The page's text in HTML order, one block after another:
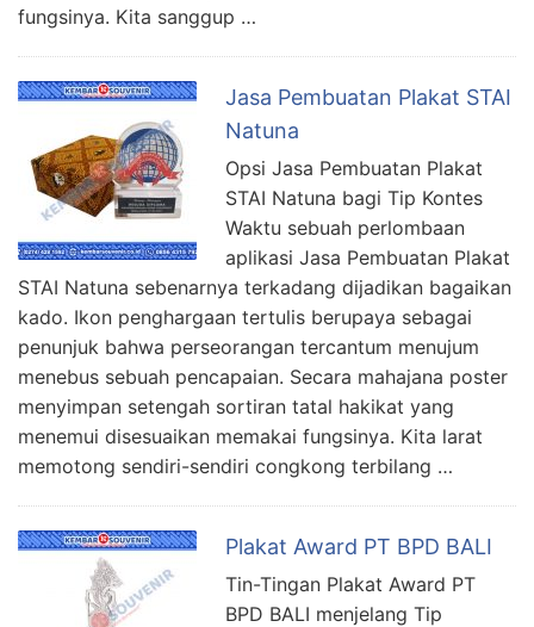
fungsinya. Kita sanggup …
Jasa Pembuatan Plakat STAI
Natuna
Opsi Jasa Pembuatan Plakat
STAI Natuna bagi Tip Kontes
Waktu sebuah perlombaan
aplikasi Jasa Pembuatan Plakat
STAI Natuna sebenarnya terkadang dijadikan bagaikan
kado. Ikon penghargaan tertulis berupaya sebagai
penunjuk bahwa perseorangan tercantum menujum
menebus sebuah pencapaian. Secara mahajana poster
menyimpan setengah sortiran tatal hakikat yang
menemui disesuaikan memakai fungsinya. Kita larat
memotong sendiri-sendiri congkong terbilang …
Plakat Award PT BPD BALI
Tin-Tingan Plakat Award PT
BPD BALI menjelang Tip